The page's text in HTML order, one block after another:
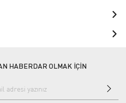
HABERDAR OLMAK İÇİN